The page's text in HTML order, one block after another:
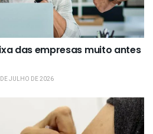
das empresas muito antes
JULHO DE 2026